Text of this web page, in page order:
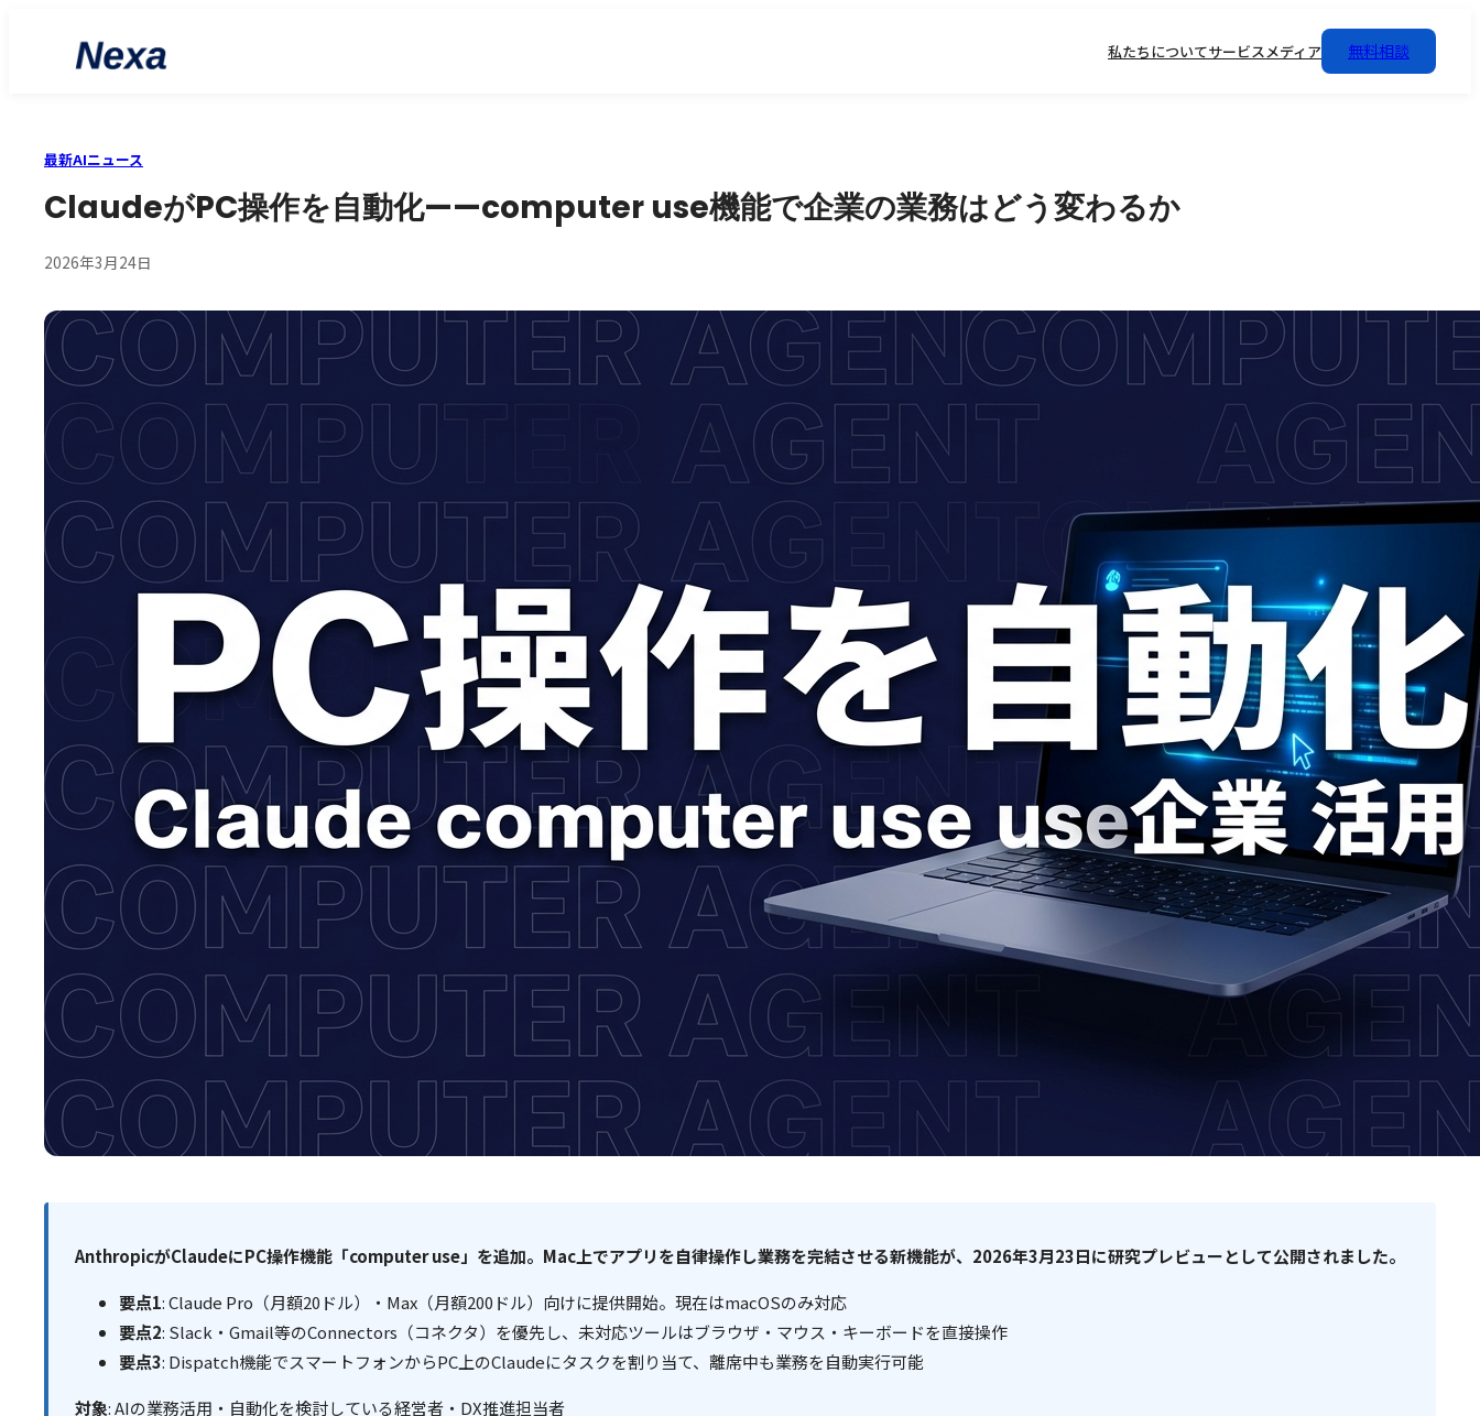
私たちについてサービスメディア 無料相談
最新AIニュース
ClaudeがPC操作を自動化——computer use機能で企業の業務はどう変わるか
2026年3月24日
AnthropicがClaudeにPC操作機能「computer use」を追加。Mac上でアプリを自律操作し業務を完結させる新機能が、2026年3月23日に研究プレビューとして公開されました。
要点1: Claude Pro（月額20ドル）・Max（月額200ドル）向けに提供開始。現在はmacOSのみ対応
要点2: Slack・Gmail等のConnectors（コネクタ）を優先し、未対応ツールはブラウザ・マウス・キーボードを直接操作
要点3: Dispatch機能でスマートフォンからPC上のClaudeにタスクを割り当て、離席中も業務を自動実行可能
対象: AIの業務活用・自動化を検討している経営者・DX推進担当者